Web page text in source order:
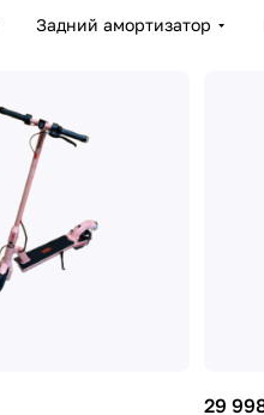
Задний амортизатор
29